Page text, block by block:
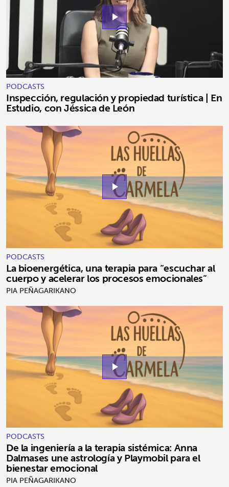
play_arrow
PODCASTS
Inspección, regulación y propiedad turística | En
Estudio, con Jéssica de León
play_arrow
PODCASTS
La bioenergética, una terapia para “escuchar al
cuerpo y acelerar los procesos emocionales”
PIA PEÑAGARIKANO
play_arrow
PODCASTS
De la ingeniería a la terapia sistémica: Anna
Dalmases une astrología y Playmobil para el
bienestar emocional
PIA PEÑAGARIKANO